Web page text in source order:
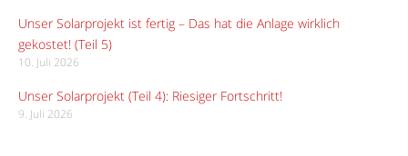
Unser Solarprojekt ist fertig – Das hat die Anlage wirklich
gekostet! (Teil 5)
10. Juli 2026
Unser Solarprojekt (Teil 4): Riesiger Fortschritt!
9. Juli 2026